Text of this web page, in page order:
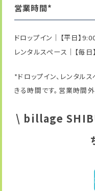
営業時間*
ドロップイン｜【平日】
レンタルスペース｜【毎
*ドロップイン、レンタ
きる時間です。営業時間
\ billage